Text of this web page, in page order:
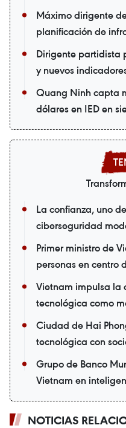
Máximo dirigente
planificación de
Dirigente partidista
y nuevos
Quang Ninh capta
dólares en IED en
La confianza, uno
ciberseguridad
Primer ministro de
personas en centro
Vietnam impulsa la
tecnológica como
Ciudad de Hai
tecnológica con
Grupo de Banco
Vietnam en
NOTICIAS